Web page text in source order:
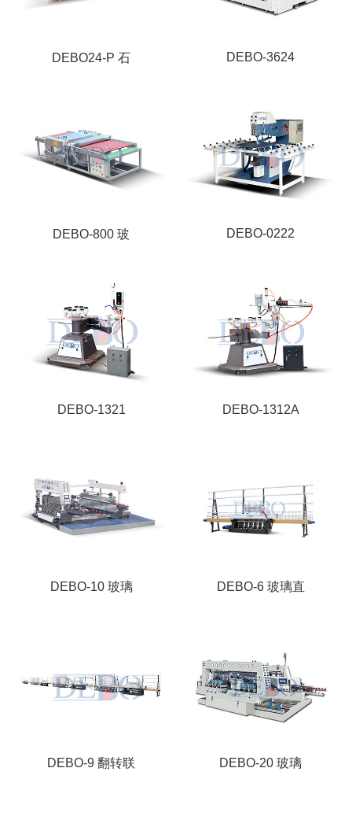
DEBO24-P 石 DEBO-3624
DEBO-800 玻 DEBO-0222
DEBO-1321 DEBO-1312A
DEBO-10 玻璃 DEBO-6 玻璃直
DEBO-9 翻转联 DEBO-20 玻璃